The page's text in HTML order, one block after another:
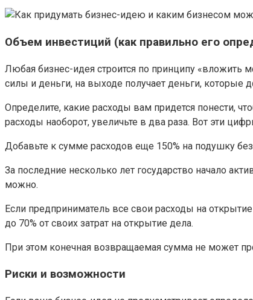
Объем инвестиций (как правильно его
Любая бизнес-идея строится по принципу «вложить
силы и деньги, на выходе получает деньги,
Определите, какие расходы вам придется понести,
расходы наоборот, увеличьте в два раза. Вот эти
Добавьте к сумме расходов еще 150% на подушку
За последние несколько лет государство начало
можно.
Если предприниматель все свои расходы на
до 70% от своих затрат на открытие дела.
При этом конечная возвращаемая сумма не может
Риски и возможности